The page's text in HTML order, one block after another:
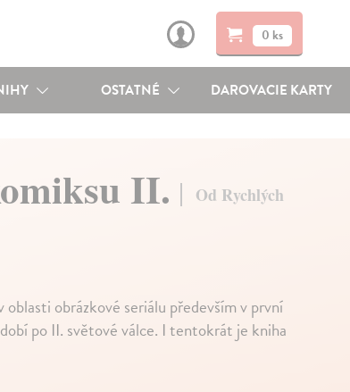
0 ks
OSTATNÉ DAROVACIE KARTY
II.
Od Rychlých
obrázkové seriálu především v první
po II. světové válce. I tentokrát je kniha